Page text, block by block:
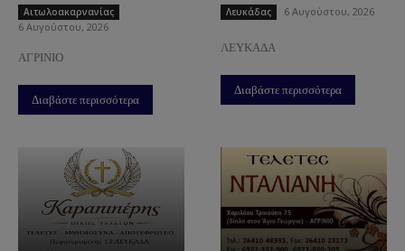
Aιτωλοακαρνανίας
6 Αυγούστου, 2026
ΑΓΡΙΝΙΟ
Διαβάστε περισσότερα
Λευκάδας 6 Αυγούστου, 2026
ΛΕΥΚΑΔΑ
Διαβάστε περισσότερα